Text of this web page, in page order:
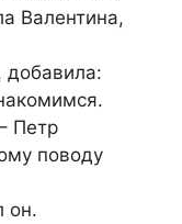
Валентина,
добавила:
Петр
поводу
он.